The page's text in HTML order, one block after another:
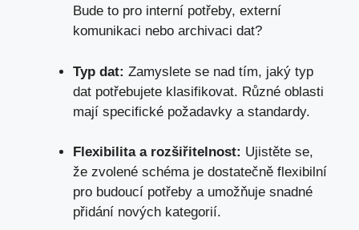
Bude to pro interní potřeby, externí
komunikaci nebo archivaci dat?
Typ dat: Zamyslete se nad tím, jaký typ
dat potřebujete klasifikovat. Různé oblasti
mají‍ specifické požadavky a standardy.
Flexibilita a‍ rozšiřitelnost: Ujistěte se,
že zvolené schéma je dostatečně flexibilní
pro budoucí potřeby ⁣a umožňuje snadné
přidání⁤ nových kategorií.